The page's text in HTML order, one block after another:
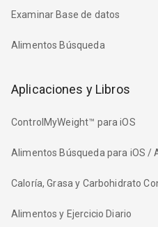
Examinar Base de datos
Alimentos Búsqueda
Aplicaciones y Libros
ControlMyWeight™ para iOS
Alimentos Búsqueda para iOS /
Caloría, Grasa y Carbohidrato
Alimentos y Ejercicio Diario